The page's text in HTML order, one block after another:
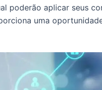
poderão aplicar seus
uma